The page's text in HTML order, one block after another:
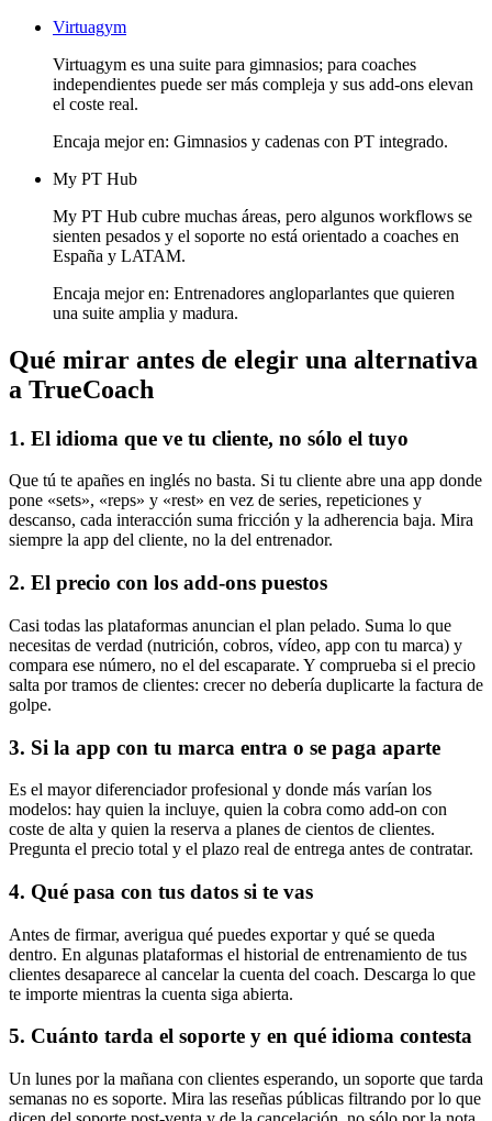
Virtuagym
Virtuagym es una suite para gimnasios; para coaches
independientes puede ser más compleja y sus add-ons elevan
el coste real.
Encaja mejor en: Gimnasios y cadenas con PT integrado.
My PT Hub
My PT Hub cubre muchas áreas, pero algunos workflows se
sienten pesados y el soporte no está orientado a coaches en
España y LATAM.
Encaja mejor en: Entrenadores angloparlantes que quieren
una suite amplia y madura.
Qué mirar antes de elegir una alternativa
a TrueCoach
1. El idioma que ve tu cliente, no sólo el tuyo
Que tú te apañes en inglés no basta. Si tu cliente abre una app donde
pone «sets», «reps» y «rest» en vez de series, repeticiones y
descanso, cada interacción suma fricción y la adherencia baja. Mira
siempre la app del cliente, no la del entrenador.
2. El precio con los add-ons puestos
Casi todas las plataformas anuncian el plan pelado. Suma lo que
necesitas de verdad (nutrición, cobros, vídeo, app con tu marca) y
compara ese número, no el del escaparate. Y comprueba si el precio
salta por tramos de clientes: crecer no debería duplicarte la factura de
golpe.
3. Si la app con tu marca entra o se paga aparte
Es el mayor diferenciador profesional y donde más varían los
modelos: hay quien la incluye, quien la cobra como add-on con
coste de alta y quien la reserva a planes de cientos de clientes.
Pregunta el precio total y el plazo real de entrega antes de contratar.
4. Qué pasa con tus datos si te vas
Antes de firmar, averigua qué puedes exportar y qué se queda
dentro. En algunas plataformas el historial de entrenamiento de tus
clientes desaparece al cancelar la cuenta del coach. Descarga lo que
te importe mientras la cuenta siga abierta.
5. Cuánto tarda el soporte y en qué idioma contesta
Un lunes por la mañana con clientes esperando, un soporte que tarda
semanas no es soporte. Mira las reseñas públicas filtrando por lo que